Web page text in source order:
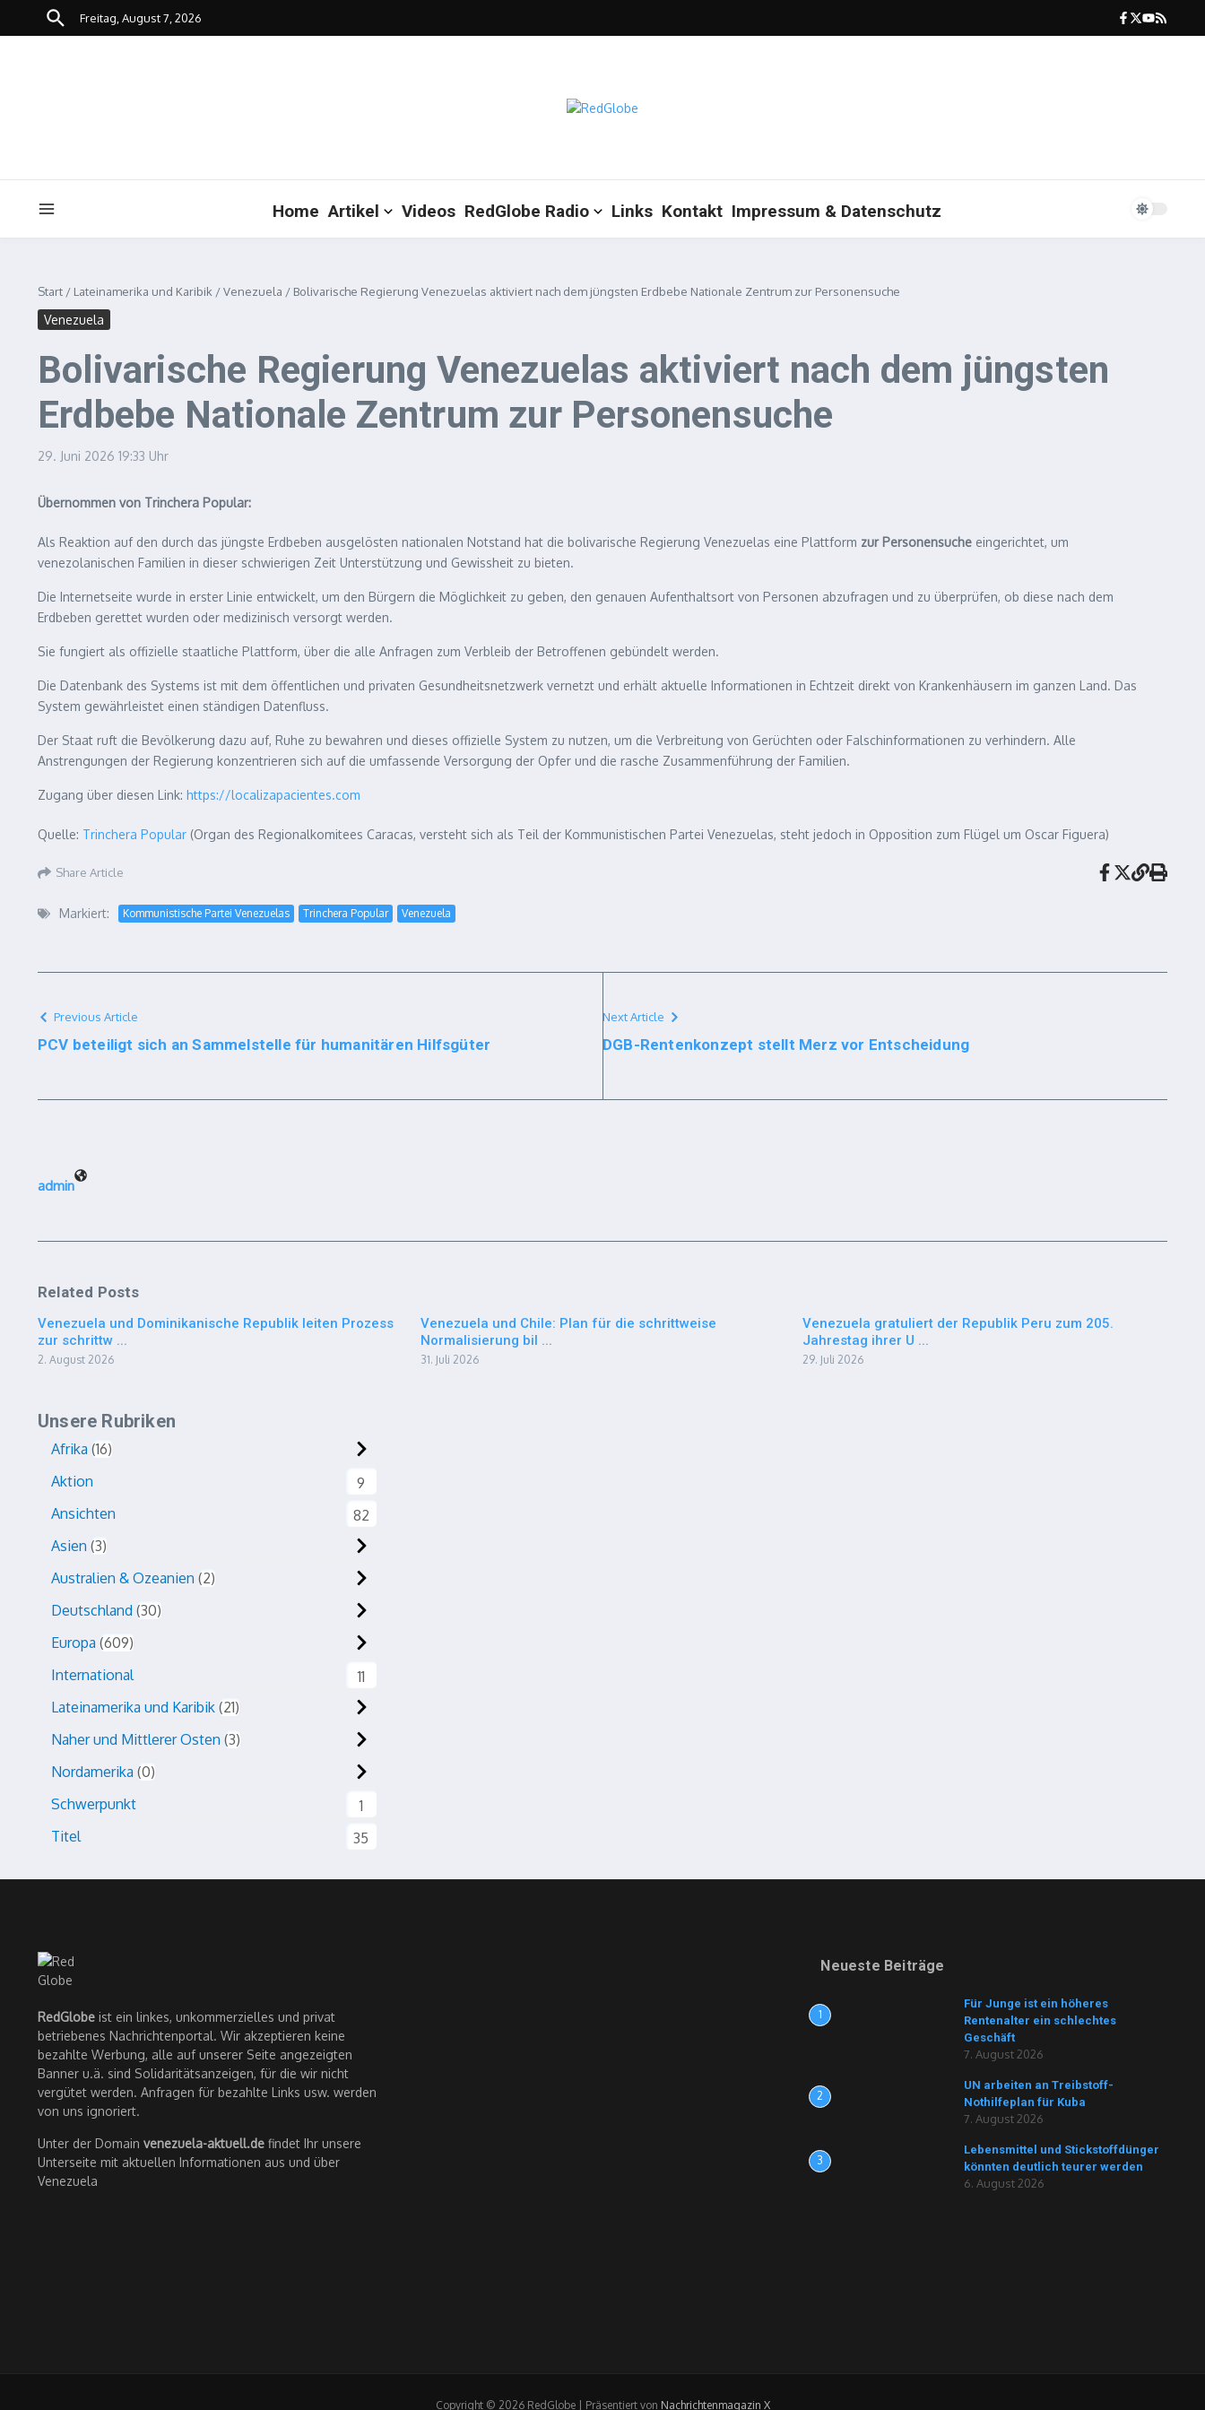
Zum Inhalt springen
Freitag, August 7, 2026
Home Artikel Videos RedGlobe Radio Links Kontakt Impressum & Datenschutz
Start / Lateinamerika und Karibik /Venezuela / Bolivarische Regierung Venezuelas aktiviert nach dem jüngsten Erdbebe Nationale Zentrum zur Personensuche
Venezuela
Bolivarische Regierung Venezuelas aktiviert nach dem jüngsten
Erdbebe Nationale Zentrum zur Personensuche
29. Juni 2026 19:33 Uhr
Übernommen von Trinchera Popular:
Als Reaktion auf den durch das jüngste Erdbeben ausgelösten nationalen Notstand hat die bolivarische Regierung Venezuelas eine Plattform zur Personensuche eingerichtet, um
venezolanischen Familien in dieser schwierigen Zeit Unterstützung und Gewissheit zu bieten.
Die Internetseite wurde in erster Linie entwickelt, um den Bürgern die Möglichkeit zu geben, den genauen Aufenthaltsort von Personen abzufragen und zu überprüfen, ob diese nach dem
Erdbeben gerettet wurden oder medizinisch versorgt werden.
Sie fungiert als offizielle staatliche Plattform, über die alle Anfragen zum Verbleib der Betroffenen gebündelt werden.
Die Datenbank des Systems ist mit dem öffentlichen und privaten Gesundheitsnetzwerk vernetzt und erhält aktuelle Informationen in Echtzeit direkt von Krankenhäusern im ganzen Land. Das
System gewährleistet einen ständigen Datenfluss.
Der Staat ruft die Bevölkerung dazu auf, Ruhe zu bewahren und dieses offizielle System zu nutzen, um die Verbreitung von Gerüchten oder Falschinformationen zu verhindern. Alle
Anstrengungen der Regierung konzentrieren sich auf die umfassende Versorgung der Opfer und die rasche Zusammenführung der Familien.
Zugang über diesen Link: https://localizapacientes.com
Quelle: Trinchera Popular (Organ des Regionalkomitees Caracas, versteht sich als Teil der Kommunistischen Partei Venezuelas, steht jedoch in Opposition zum Flügel um Oscar Figuera)
Share Article
Markiert: Kommunistische Partei Venezuelas Trinchera Popular Venezuela
Previous Article
PCV beteiligt sich an Sammelstelle für humanitären Hilfsgüter
Next Article
DGB-Rentenkonzept stellt Merz vor Entscheidung
admin
Related Posts
Venezuela und Dominikanische Republik leiten Prozess
zur schrittw ...
2. August 2026
Venezuela und Chile: Plan für die schrittweise
Normalisierung bil ...
31. Juli 2026
Venezuela gratuliert der Republik Peru zum 205.
Jahrestag ihrer U ...
29. Juli 2026
Unsere Rubriken
Afrika 16
Aktion
9
Ansichten
82
Asien 3
Australien & Ozeanien 2
Deutschland 30
Europa 609
International
11
Lateinamerika und Karibik 21
Naher und Mittlerer Osten 3
Nordamerika 0
Schwerpunkt
1
Titel
35
RedGlobe ist ein linkes, unkommerzielles und privat
betriebenes Nachrichtenportal. Wir akzeptieren keine
bezahlte Werbung, alle auf unserer Seite angezeigten
Banner u.ä. sind Solidaritätsanzeigen, für die wir nicht
vergütet werden. Anfragen für bezahlte Links usw. werden
von uns ignoriert.
Unter der Domain venezuela-aktuell.de findet Ihr unsere
Unterseite mit aktuellen Informationen aus und über
Venezuela
Neueste Beiträge
1
Für Junge ist ein höheres
Rentenalter ein schlechtes
Geschäft
7. August 2026
2
UN arbeiten an Treibstoff-
Nothilfeplan für Kuba
7. August 2026
3
Lebensmittel und Stickstoffdünger
könnten deutlich teurer werden
6. August 2026
Copyright © 2026 RedGlobe | Präsentiert von Nachrichtenmagazin X